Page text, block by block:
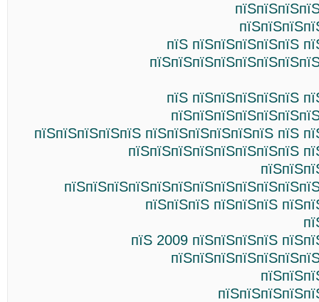
пїЅ пїЅпїЅпїЅпїЅпїЅ
пїЅ пїЅпїЅпїЅпїЅпїЅ
пїЅпїЅпїЅпїЅпїЅ пїЅпїЅпїЅпїЅпїЅпїЅ пїЅ
пїЅпїЅпїЅпїЅпїЅпїЅпїЅпїЅ
пїЅпїЅпїЅ пїЅпїЅпїЅ
пїЅ 2009 пїЅпїЅпїЅпїЅ